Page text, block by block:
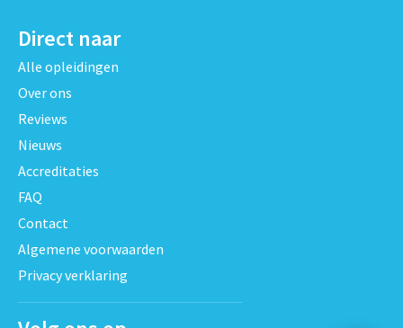
Direct naar
Alle opleidingen
Over ons
Reviews
Nieuws
Accreditaties
FAQ
Contact
Algemene voorwaarden
Privacy verklaring